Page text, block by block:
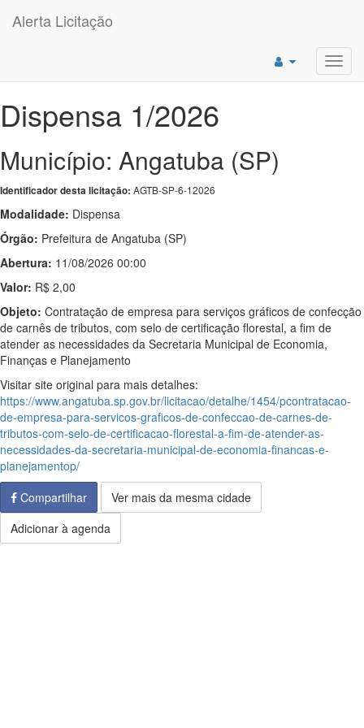
Alerta Licitação
Dispensa 1/2026
Município: Angatuba (SP)
Identificador desta licitação: AGTB-SP-6-12026
Modalidade: Dispensa
Órgão: Prefeitura de Angatuba (SP)
Abertura: 11/08/2026 00:00
Valor: R$ 2,00
Objeto: Contratação de empresa para serviços gráficos de confecção
de carnês de tributos, com selo de certificação florestal, a fim de
atender as necessidades da Secretaria Municipal de Economia,
Finanças e Planejamento
Visitar site original para mais detalhes:
https://www.angatuba.sp.gov.br/licitacao/detalhe/1454/pcontratacao-
de-empresa-para-servicos-graficos-de-confeccao-de-carnes-de-
tributos-com-selo-de-certificacao-florestal-a-fim-de-atender-as-
necessidades-da-secretaria-municipal-de-economia-financas-e-
planejamentop/
Compartilhar
Ver mais da mesma cidade
Adicionar à agenda